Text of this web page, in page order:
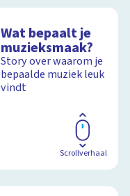
Wat bepaalt je
muzieksmaak?
Story over waarom je
bepaalde muziek leuk
vindt
Scrollverhaal